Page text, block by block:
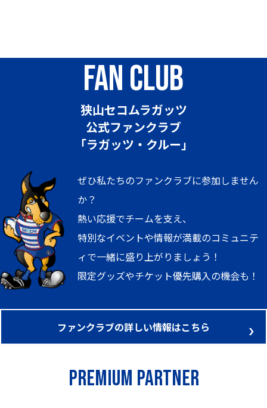
狭山セコムラガッツ
公式ファンクラブ
「ラガッツ・クルー」
fan club
ぜひ私たちのファンクラブに参加しません
か？
熱い応援でチームを支え、
特別なイベントや情報が満載のコミュニテ
ィで一緒に盛り上がりましょう！
限定グッズやチケット優先購入の機会も！
ファンクラブの詳しい情報はこちら
Premium Partner